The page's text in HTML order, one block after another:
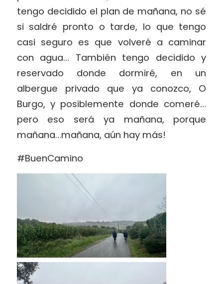
tengo decidido el plan de mañana, no sé
si saldré pronto o tarde, lo que tengo
casi seguro es que volveré a caminar
con agua… También tengo decidido y
reservado donde dormiré, en un
albergue privado que ya conozco, O
Burgo, y posiblemente donde comeré…
pero eso será ya mañana, porque
mañana…mañana, aún hay más!
#BuenCamino